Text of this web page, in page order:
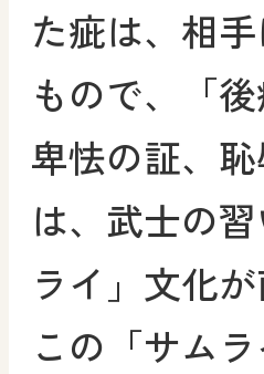
た疵は、相
もので、「
卑怯の証、
は、武士の
ライ」文化
この「サム